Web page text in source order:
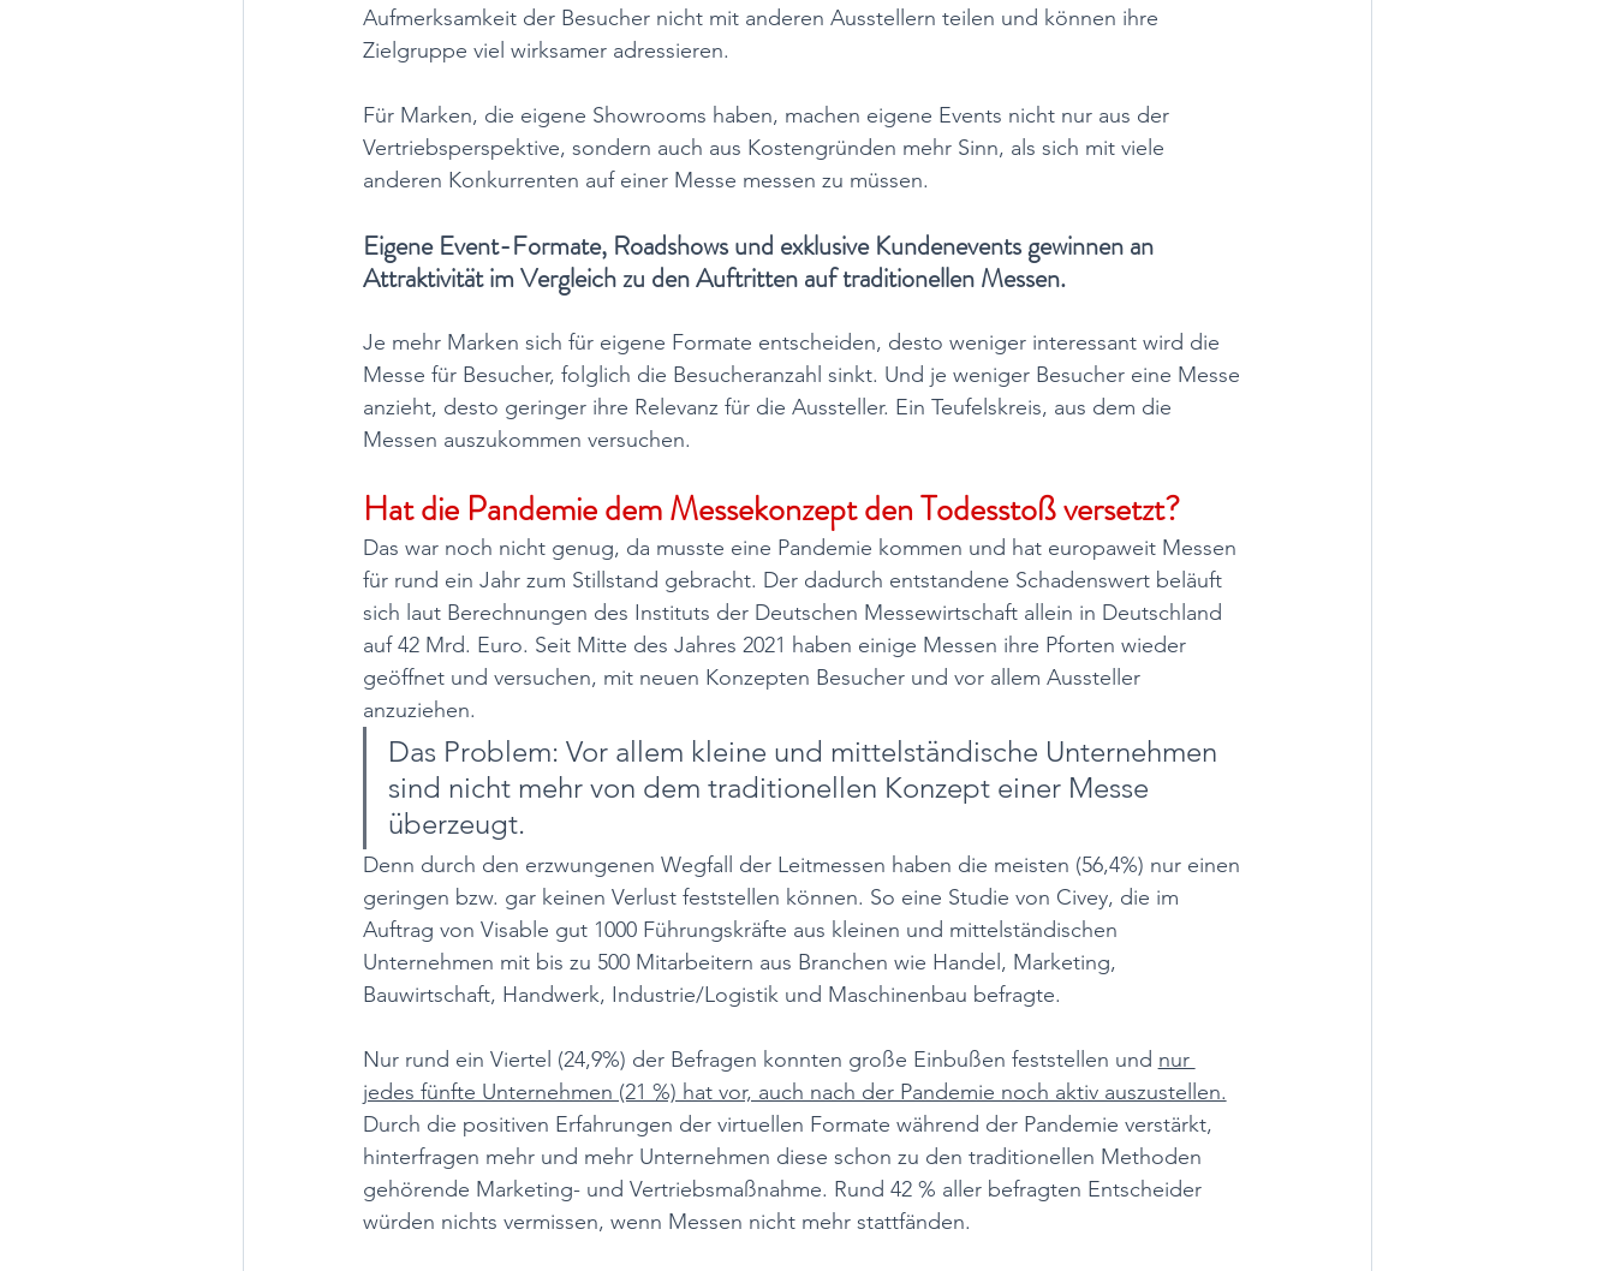
Aufmerksamkeit der Besucher nicht mit anderen Ausstellern teilen und können ihre
Zielgruppe viel wirksamer adressieren.
Für Marken, die eigene Showrooms haben, machen eigene Events nicht nur aus der
Vertriebsperspektive, sondern auch aus Kostengründen mehr Sinn, als sich mit viele
anderen Konkurrenten auf einer Messe messen zu müssen.
Eigene Event-Formate, Roadshows und exklusive Kundenevents gewinnen an
Attraktivität im Vergleich zu den Auftritten auf traditionellen Messen.
Je mehr Marken sich für eigene Formate entscheiden, desto weniger interessant wird die
Messe für Besucher, folglich die Besucheranzahl sinkt. Und je weniger Besucher eine Messe
anzieht, desto geringer ihre Relevanz für die Aussteller. Ein Teufelskreis, aus dem die
Messen auszukommen versuchen.
Hat die Pandemie dem Messekonzept den Todesstoß versetzt?
Das war noch nicht genug, da musste eine Pandemie kommen und hat europaweit Messen
für rund ein Jahr zum Stillstand gebracht. Der dadurch entstandene Schadenswert beläuft
sich laut Berechnungen des Instituts der Deutschen Messewirtschaft allein in Deutschland
auf 42 Mrd. Euro. Seit Mitte des Jahres 2021 haben einige Messen ihre Pforten wieder
geöffnet und versuchen, mit neuen Konzepten Besucher und vor allem Aussteller
anzuziehen.
Das Problem: Vor allem kleine und mittelständische Unternehmen
sind nicht mehr von dem traditionellen Konzept einer Messe
überzeugt.
Denn durch den erzwungenen Wegfall der Leitmessen haben die meisten (56,4%) nur einen
geringen bzw. gar keinen Verlust feststellen können. So eine Studie von Civey, die im
Auftrag von Visable gut 1000 Führungskräfte aus kleinen und mittelständischen
Unternehmen mit bis zu 500 Mitarbeitern aus Branchen wie Handel, Marketing,
Bauwirtschaft, Handwerk, Industrie/Logistik und Maschinenbau befragte.
Nur rund ein Viertel (24,9%) der Befragen konnten große Einbußen feststellen und nur
jedes fünfte Unternehmen (21 %) hat vor, auch nach der Pandemie noch aktiv auszustellen.
Durch die positiven Erfahrungen der virtuellen Formate während der Pandemie verstärkt,
hinterfragen mehr und mehr Unternehmen diese schon zu den traditionellen Methoden
gehörende Marketing- und Vertriebsmaßnahme. Rund 42 % aller befragten Entscheider
würden nichts vermissen, wenn Messen nicht mehr stattfänden.